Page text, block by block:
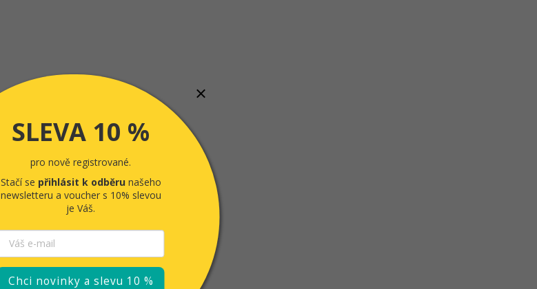
SLEVA 10 %
pro nově registrované.
Stačí se přihlásit k odběrunašeho
newsletteru a voucher s 10% slevou
je Váš.
Chci novinky a slevu 10 %